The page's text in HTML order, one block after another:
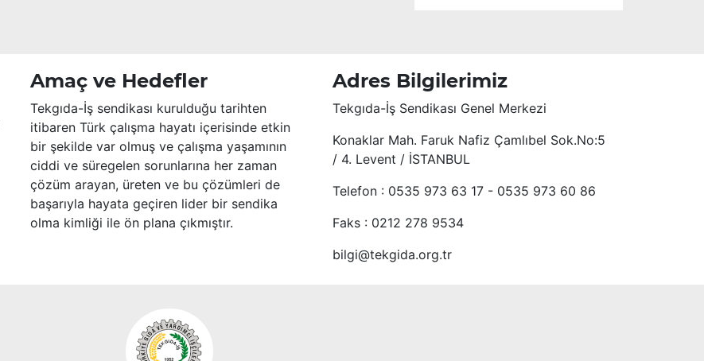
Amaç ve Hedefler
Tekgıda-İş sendikası kurulduğu tarihten
itibaren Türk çalışma hayatı içerisinde etkin
bir şekilde var olmuş ve çalışma yaşamının
ciddi ve süregelen sorunlarına her zaman
çözüm arayan, üreten ve bu çözümleri de
başarıyla hayata geçiren lider bir sendika
olma kimliği ile ön plana çıkmıştır.
Adres Bilgilerimiz
Tekgıda-İş Sendikası Genel Merkezi
Konaklar Mah. Faruk Nafiz Çamlıbel Sok.No:5
/ 4. Levent / İSTANBUL
Telefon : 0535 973 63 17 - 0535 973 60 86
Faks : 0212 278 9534
bilgi@tekgida.org.tr